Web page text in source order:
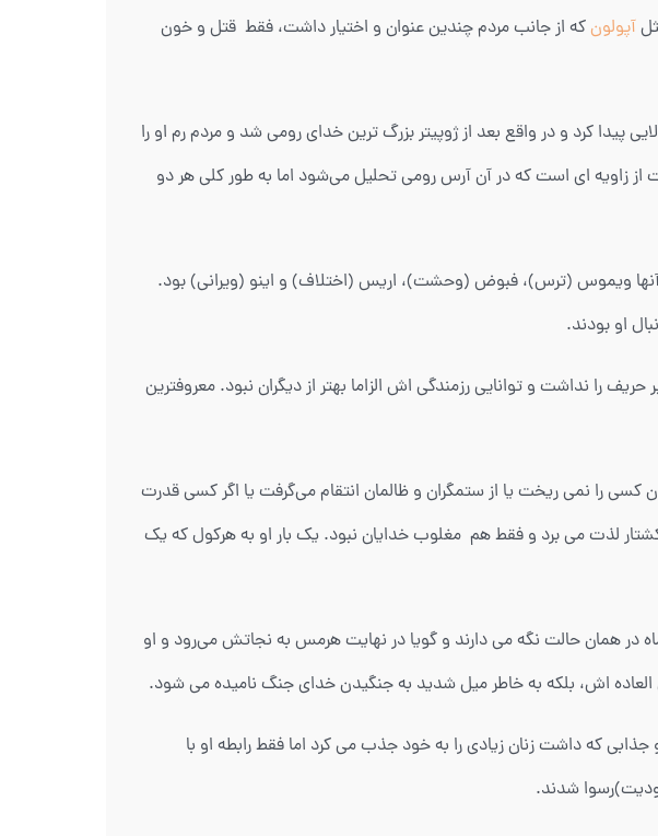
آپولون که از جانب مردم چندین عنوان و اختیار داشت، فقط قتل و خون
پیدا کرد و در واقع بعد از ژوپیتر بزرگ ترین خدای رومی شد و مردم رم او را
از زاویه ای است که در آن آرس رومی تحلیل می‌شود اما به طور کلی هر دو
آنها ویموس (ترس)، فبوض (وحشت)، اریس (اختلاف) و اینو (ویرانی) بود.
او بودند.
را نداشت و توانایی رزمندگی اش الزاما بهتر از دیگران نبود. معروفترین
را نمی ریخت یا از ستمگران و ظالمان انتقام می‌گرفت یا اگر کسی قدرت
لذت می برد و فقط هم مغلوب خدایان نبود. یک بار او به هرکول که یک
در همان حالت نگه می دارند و گویا در نهایت هرمس به نجاتش می‌رود و او
العاده اش، بلکه به خاطر میل شدید به جنگیدن خدای جنگ نامیده می شود.
که داشت زنان زیادی را به خود جذب می کرد اما فقط رابطه او با
شدند.